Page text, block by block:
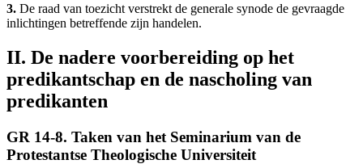
3. De raad van toezicht verstrekt de generale synode de gevraagde
inlichtingen betreffende zijn handelen.
II. De nadere voorbereiding op het
predikantschap en de nascholing van
predikanten
GR 14-8. Taken van het Seminarium van de
Protestantse Theologische Universiteit